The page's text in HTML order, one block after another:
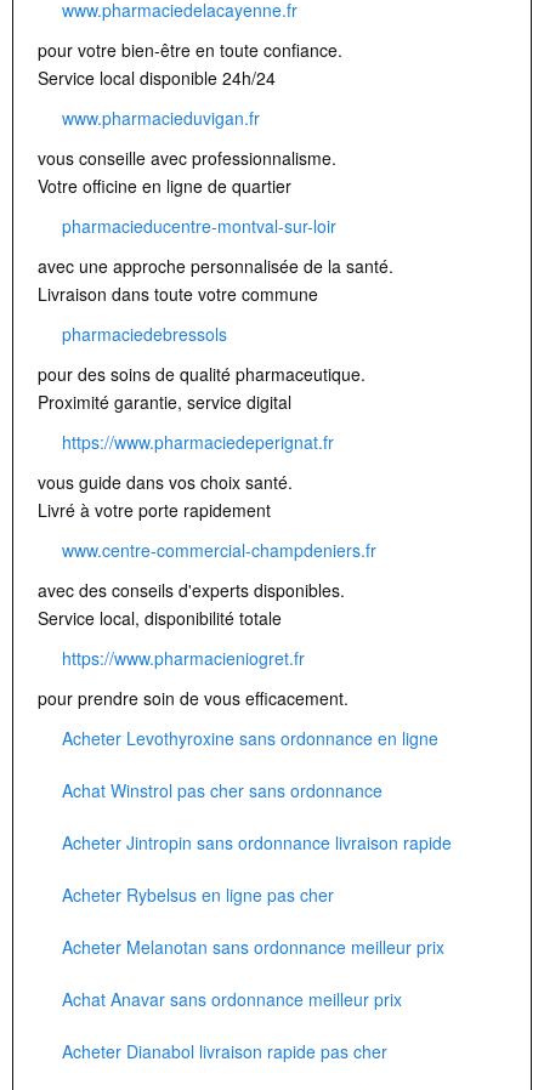
www.pharmaciedelacayenne.fr
pour votre bien-être en toute confiance.
Service local disponible 24h/24
www.pharmacieduvigan.fr
vous conseille avec professionnalisme.
Votre officine en ligne de quartier
pharmacieducentre-montval-sur-loir
avec une approche personnalisée de la santé.
Livraison dans toute votre commune
pharmaciedebressols
pour des soins de qualité pharmaceutique.
Proximité garantie, service digital
https://www.pharmaciedeperignat.fr
vous guide dans vos choix santé.
Livré à votre porte rapidement
www.centre-commercial-champdeniers.fr
avec des conseils d'experts disponibles.
Service local, disponibilité totale
https://www.pharmacieniogret.fr
pour prendre soin de vous efficacement.
Acheter Levothyroxine sans ordonnance en ligne
Achat Winstrol pas cher sans ordonnance
Acheter Jintropin sans ordonnance livraison rapide
Acheter Rybelsus en ligne pas cher
Acheter Melanotan sans ordonnance meilleur prix
Achat Anavar sans ordonnance meilleur prix
Acheter Dianabol livraison rapide pas cher